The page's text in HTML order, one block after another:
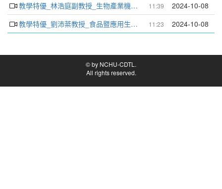
11:39
教學特優_林浩庭副教授_生物產業機電工程學系 2024-10-08
11:23
教學特優_劉沛棻教授_食品暨應用生物科技學系 2024-10-08
© by NCHU-CDTL.
All rights reserved.